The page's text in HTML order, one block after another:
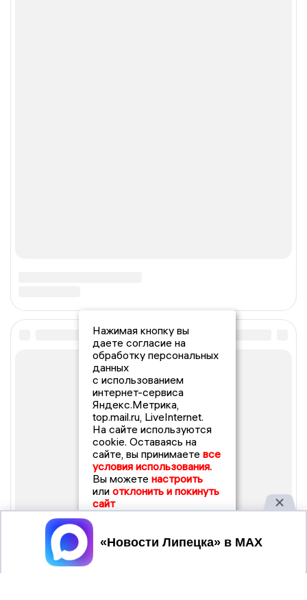
Нажимая кнопку вы
даете согласие на
обработку персональных
данных
с использованием
интернет-сервиса
Яндекс.Метрика,
top.mail.ru, LiveInternet.
На сайте используются
cookie. Оставаясь на
сайте, вы принимаете все
условия использования.
Вы можете настроить
или отклонить и покинуть
сайт
Принять